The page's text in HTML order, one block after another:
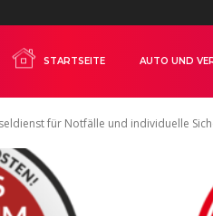
STARTSEITE AUTO UND
für Notfälle und individuelle